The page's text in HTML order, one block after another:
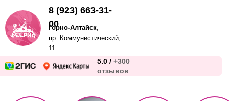
5.0 / +300
отзывов
Горно-Алтайск,
пр. Коммунистический,
11
8 (923) 663-31-
00